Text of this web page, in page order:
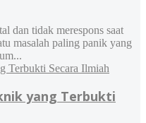
dan tidak merespons saat
masalah paling panik yang
yang Terbukti